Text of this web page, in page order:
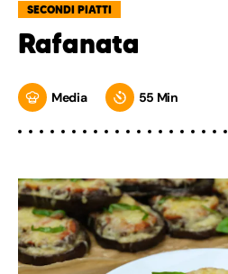
SECONDI PIATTI
Rafanata
Media 55 Min